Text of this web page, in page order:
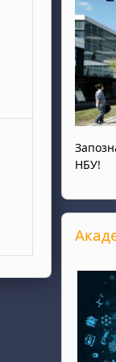
НБУ!
Прескочи